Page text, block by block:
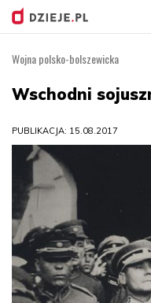
Wojna polsko-bolszewicka
Wschodni
PUBLIKACJA: 15.08.2017